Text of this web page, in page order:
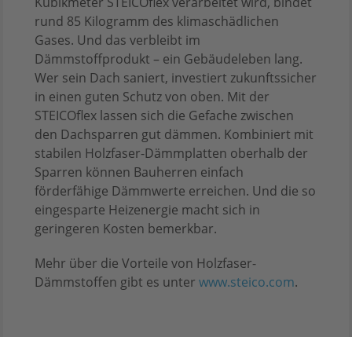
rund 85 Kilogramm des klimaschädlichen
Gases. Und das verbleibt im
Dämmstoffprodukt – ein Gebäudeleben lang.
Wer sein Dach saniert, investiert zukunftssicher
in einen guten Schutz von oben. Mit der
STEICOflex lassen sich die Gefache zwischen
den Dachsparren gut dämmen. Kombiniert mit
stabilen Holzfaser-Dämmplatten oberhalb der
Sparren können Bauherren einfach
förderfähige Dämmwerte erreichen. Und die so
eingesparte Heizenergie macht sich in
geringeren Kosten bemerkbar.
Mehr über die Vorteile von Holzfaser-
Dämmstoffen gibt es unter www.steico.com.